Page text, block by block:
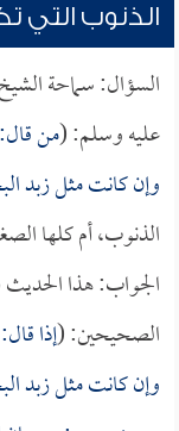
الذنوب التي
السؤال: سماحة
عليه وسلم: (من
وإن كانت مثل زبد
الذنوب، أم كلها
الجواب: هذا
الصحيحين: (إذا
وإن كانت مثل زبد